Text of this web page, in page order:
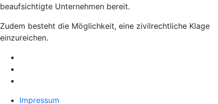
beaufsichtigte Unternehmen bereit.
Zudem besteht die Möglichkeit, eine zivilrechtliche Klage
einzureichen.
Impressum